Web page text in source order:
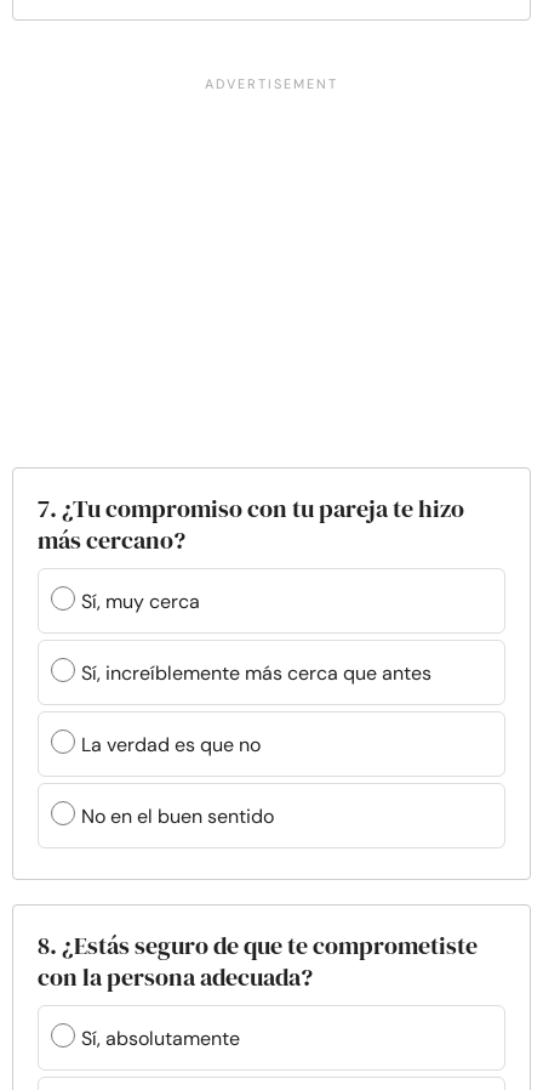
7. ¿Tu compromiso con tu pareja te hizo
más cercano?
Sí, muy cerca
Sí, increíblemente más cerca que antes
La verdad es que no
No en el buen sentido
8. ¿Estás seguro de que te comprometiste
con la persona adecuada?
Sí, absolutamente